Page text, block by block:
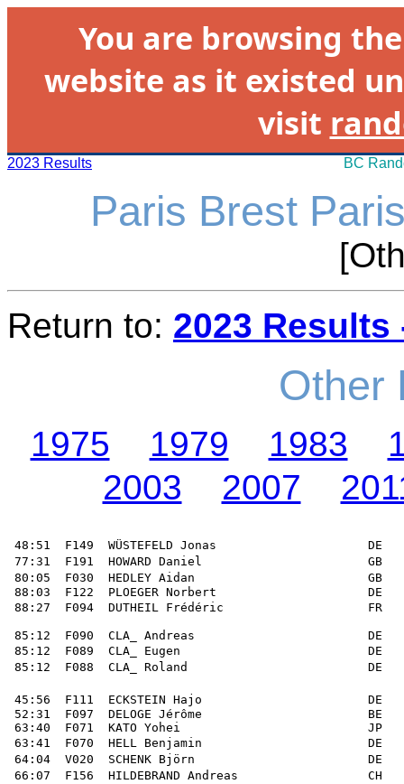
You are browsing
website as it existed
visit
2023 Results BC
Paris Brest
Return to: 2023 Results
Other
1975 1979 1983
2003
2007
48:51  F149  WÜSTEFELD Jonas
77:31  F191  HOWARD Daniel
80:05  F030  HEDLEY Aidan
88:03  F122  PLOEGER Norbert                     DE
88:27  F094  DUTHEIL Frédéric
85:12  F090  CLA_ Andreas                        DE     TR
85:12  F089  CLA_ Eugen                          DE
85:12  F088  CLA_ Roland                         DE
45:56  F111  ECKSTEIN Hajo
52:31  F097  DELOGE Jérôme                       BE
63:40  F071  KATO Yohei                          JP     VS
63:41  F070  HELL Benjamin
64:04  V020  SCHENK Björn
66:07  F156  HILDEBRAND Andreas